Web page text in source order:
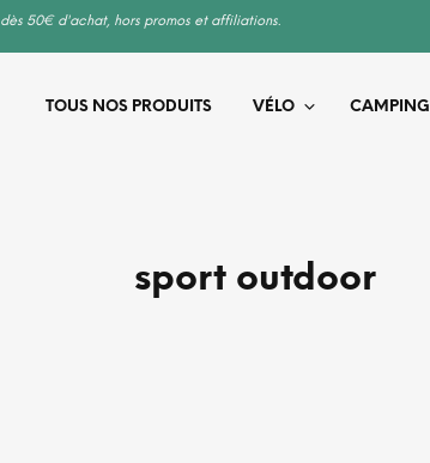
dès 50€ d'achat, hors promos et affiliations.
TOUS NOS PRODUITS VÉLO CAMPING
sport outdoor